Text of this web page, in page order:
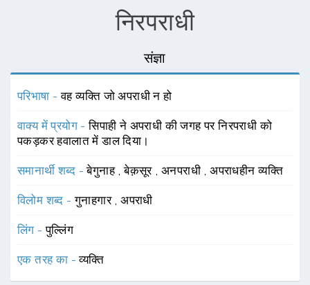
निरपराधी
संज्ञा
परिभाषा -वह व्यक्ति जो अपराधी न हो
वाक्य में प्रयोग -सिपाही ने अपराधी की जगह पर निरपराधी को
पकड़कर हवालात में डाल दिया।
समानार्थी शब्द -बेगुनाह ,बेक़सूर ,अनपराधी ,अपराधहीन व्यक्ति
विलोम शब्द -गुनाहगार ,अपराधी
लिंग -पुल्लिंग
एक तरह का -व्यक्ति